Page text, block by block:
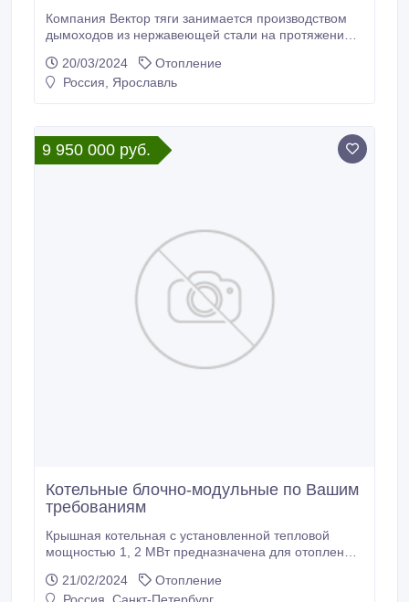
Компания Вектор тяги занимается производством
дымоходов из нержавеющей стали на протяжении
поэтому качество выпускаемой продукции нашей
компании находится на высоком уровне. На
поставляемой во все регионы Российской
Федерации.
20/03/2024
Отопление
Россия, Ярославль
9 950 000 руб.
Котельные блочно-модульные по Вашим
требованиям
Крышная котельная с установленной тепловой
мощностью 1, 2 МВт предназначена для отопления
этажного жилого дома. Котлы RS-A500 (Россия) - 2
21/02/2024
Отопление